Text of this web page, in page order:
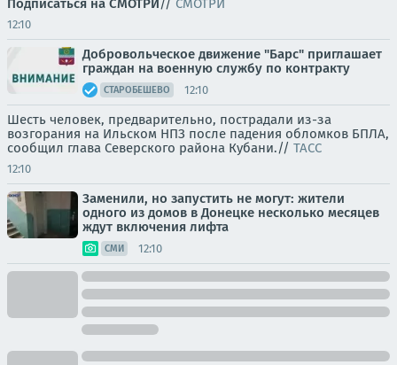
Подписаться на СМОТРИ// СМОТРИ
12:10
Добровольческое движение "Барс" приглашает
граждан на военную службу по контракту
СТАРОБЕШЕВО 12:10
Шесть человек, предварительно, пострадали из-за
возгорания на Ильском НПЗ после падения обломков БПЛА,
сообщил глава Северского района Кубани.// ТАСС
12:10
Заменили, но запустить не могут: жители
одного из домов в Донецке несколько месяцев
ждут включения лифта
СМИ 12:10